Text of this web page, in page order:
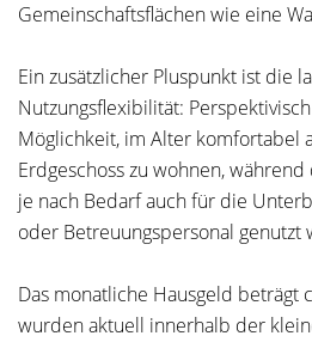
Gemeinschaftsflächen wie eine
Ein zusätzlicher Pluspunkt ist die
Nutzungsflexibilität:
Möglichkeit, im Alter komfortabel
Erdgeschoss zu wohnen,
je nach Bedarf auch für die
oder Betreuungspersonal genutzt
Das monatliche Hausgeld beträgt
wurden aktuell innerhalb der